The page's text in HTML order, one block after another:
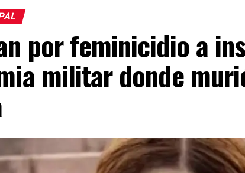
por feminicidio a
militar donde